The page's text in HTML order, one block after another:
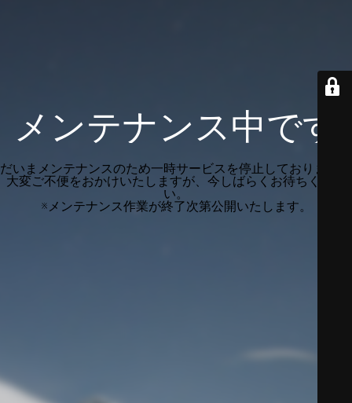
メンテナンス中です
だいまメンテナンスのため一時サービスを停止しております。
大変ご不便をおかけいたしますが、今しばらくお待ちくださ
い。
※メンテナンス作業が終了次第公開いたします。